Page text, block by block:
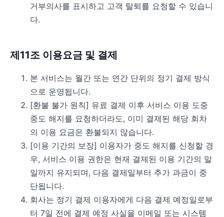
거부의사를 표시하고 고객 탈퇴를 요청할 수 있습니
다.
제11조 이용요금 및 결제
본 서비스는 월간 또는 연간 단위의 정기 결제 방식
으로 운영됩니다.
[환불 불가 원칙] 유료 결제 이후 서비스 이용 도중
중도 해지를 요청하더라도, 이미 결제된 해당 회차
의 이용 요금은 환불되지 않습니다.
[이용 기간의 보장] 이용자가 중도 해지를 신청할 경
우, 서비스 이용 권한은 현재 결제된 이용 기간의 말
일까지 유지되며, 다음 결제일부터 추가 과금이 중
단됩니다.
회사는 정기 결제 이용자에게 다음 결제 예정일로부
터 7일 전에 결제 예정 사실을 이메일 또는 시스템